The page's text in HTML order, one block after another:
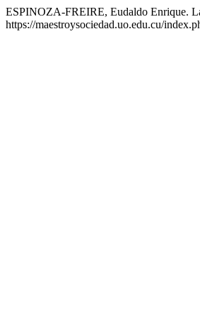
ESPINOZA-FREIRE, Eudaldo Enrique.
https://maestroysociedad.uo.edu.cu/